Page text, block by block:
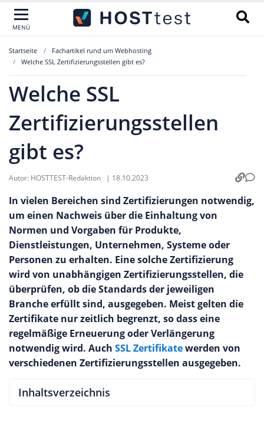
MENÜ
Startseite
Fachartikel rund um Webhosting
Welche SSL Zertifizierungsstellen gibt es?
Welche SSL
Zertifizierungsstellen
gibt es?
Autor: HOSTTEST-Redaktion | 18.10.2023
In vielen Bereichen sind Zertifizierungen notwendig,
um einen Nachweis über die Einhaltung von
Normen und Vorgaben für Produkte,
Dienstleistungen, Unternehmen, Systeme oder
Personen zu erhalten. Eine solche Zertifizierung
wird von unabhängigen Zertifizierungsstellen, die
überprüfen, ob die Standards der jeweiligen
Branche erfüllt sind, ausgegeben. Meist gelten die
Zertifikate nur zeitlich begrenzt, so dass eine
regelmäßige Erneuerung oder Verlängerung
notwendig wird. Auch SSL Zertifikatewerden von
verschiedenen Zertifizierungsstellen ausgegeben.
Inhaltsverzeichnis